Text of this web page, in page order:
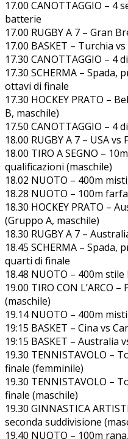
17.00 CANOTTAGGIO – 4
batterie
17.00 RUGBY A 7 – Gran
17.00 BASKET – Turchia
17.30 CANOTTAGGIO – 4
17.30 SCHERMA –
ottavi di finale
17.30 HOCKEY PRATO –
B, maschile)
17.50 CANOTTAGGIO –
18.00 RUGBY A 7 – USA
18.00 TIRO A SEGNO –
qualificazioni (maschile)
18.02 NUOTO – 400m
18.28 NUOTO – 100m
18.30 HOCKEY PRATO –
(Gruppo A, maschile)
18.30 RUGBY A 7 –
18.45 SCHERMA –
quarti di finale
18.48 NUOTO – 400m
19.00 TIRO CON L’ARCO
(maschile)
19.14 NUOTO – 400m
19:15 BASKET – Cina vs
19:15 BASKET – Australia
19.30 TENNISTAVOLO –
finale (femminile)
19.30 TENNISTAVOLO –
finale (maschile)
19.30 GINNASTICA
seconda suddivisione
19.40 NUOTO – 100m